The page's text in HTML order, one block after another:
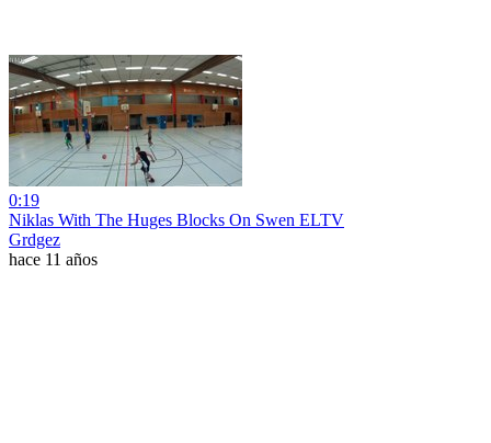
0:19
Niklas With The Huges Blocks On Swen ELTV
Grdgez
hace 11 años